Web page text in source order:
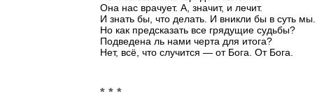
Она нас врачует. А, значит, и лечит.
И знать бы, что делать. И вникли бы в суть мы.
Но как предсказать все грядущие судьбы?
Подведена ль нами черта для итога?
Нет, всё, что случится — от Бога. От Бога.
* * *